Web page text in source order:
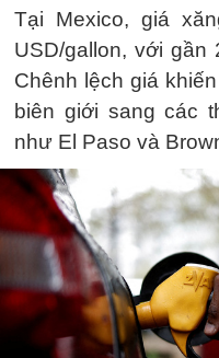
Tại Mexico, giá
USD/gallon, với gần
Chênh lệch giá
biên giới sang các
như El Paso và